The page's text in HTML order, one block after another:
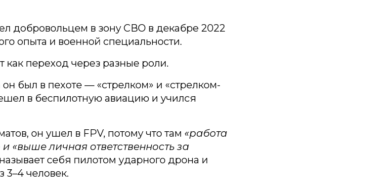
добровольцем в зону СВО в декабре 2022
опыта и военной специальности.
как переход через разные роли.
он был в пехоте — «стрелком» и «стрелком-
в беспилотную авиацию и учился
он ушел в FPV, потому что там «работа
«выше личная ответственность за
себя пилотом ударного дрона и
3–4 человек.